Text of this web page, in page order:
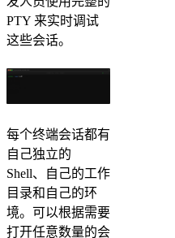
PTY 来实时调试
这些会话。
每个终端会话都有
自己独立的
Shell、自己的工作
目录和自己的环
境。可以根据需要
打开任意数量的会